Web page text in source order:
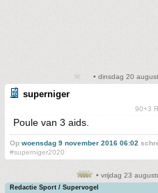
• dinsdag 20
superniger
90+3
Poule van 3 aids.
Op woensdag 9 november 2016 06:02
#superniger2020
• vrijdag 23
Redactie Sport / Supervogel